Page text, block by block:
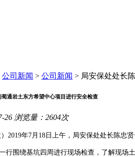
公司新闻 > 公司新闻 > 局安保处处长
通岩土东方希望中心项目进行安全检查
26 浏览量：2604次
2019年7月 18日上午，局安保处处长陈忠
行围绕基坑四周进行现场检查，了解现场